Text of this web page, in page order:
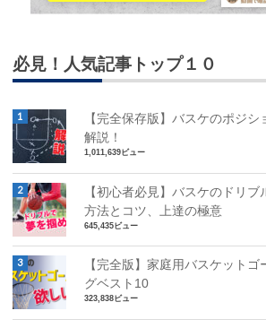
必見！人気記事トップ１０
【完全保存版】バスケのポジ
解説！
1,011,639ビュー
【初心者必見】バスケのドリ
方法とコツ、上達の極意
645,435ビュー
【完全版】家庭用バスケット
グベスト10
323,838ビュー